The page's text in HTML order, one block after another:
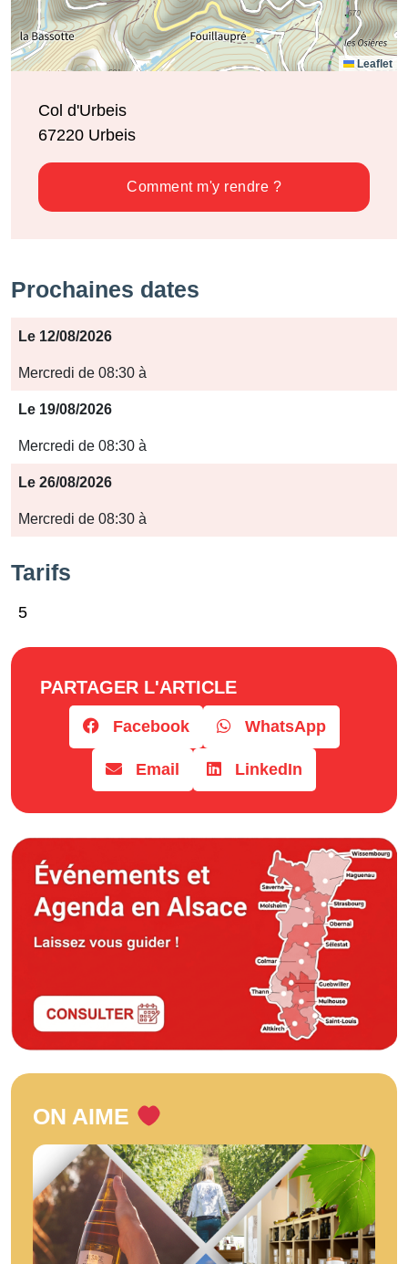
Leaflet
Col d'Urbeis
67220 Urbeis
Comment m'y rendre ?
Prochaines dates
Période
Jours
Horaires
Le 12/08/2026
Mercredi de 08:30 à
Le 19/08/2026
Mercredi de 08:30 à
Le 26/08/2026
Mercredi de 08:30 à
Tarifs
5
PARTAGER L'ARTICLE
Facebook WhatsApp
Email LinkedIn
ON AIME